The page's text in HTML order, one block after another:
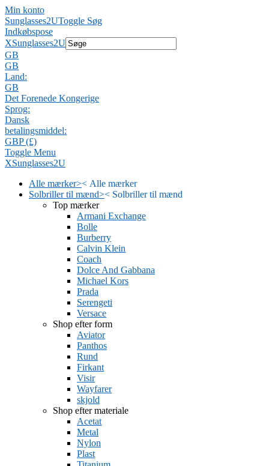
Min konto
Sunglasses2UToggle Søg
Indkøbspose
XSunglasses2U
GB
GB
Land:
GB
Det Forenede Kongerige
Sprog:
Dansk
betalingsmiddel:
GBP (£)
Toggle Menu
XSunglasses2U
Alle mærker>< Alle mærker
Solbriller til mænd>< Solbriller til mænd
Top mærker
Armani Exchange
Bolle
Burberry
Calvin Klein
Coach
Dolce And Gabbana
Michael Kors
Prada
Serengeti
Versace
Shop efter form
Aviator
Panthos
Rund
Firkant
Visir
Wayfarer
skjold
Shop efter materiale
Acetat
Metal
Nylon
Plast